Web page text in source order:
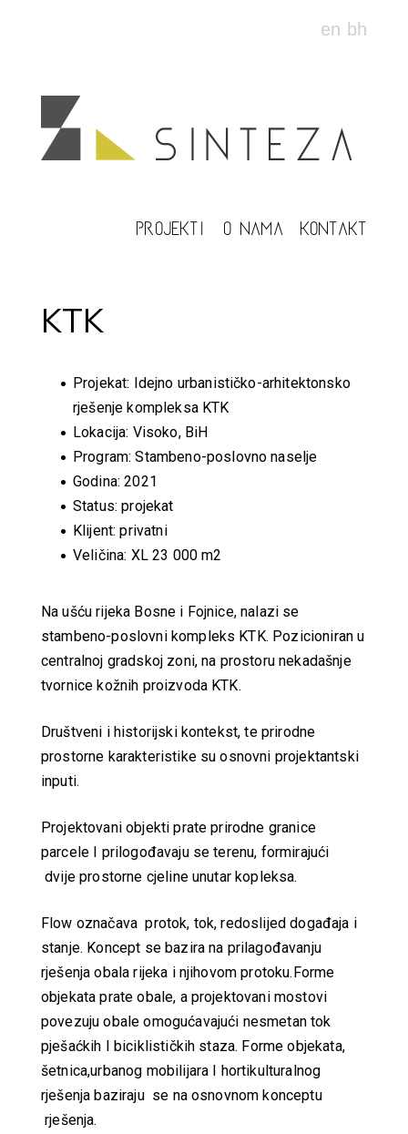
en bh
PROJEKTI O NAMA KONTAKT
KTK
Projekat: Idejno urbanističko-arhitektonsko
rješenje kompleksa KTK
Lokacija: Visoko, BiH
Program: Stambeno-poslovno naselje
Godina: 2021
Status: projekat
Klijent: privatni
Veličina: XL 23 000 m2
Na ušću rijeka Bosne i Fojnice, nalazi se
stambeno-poslovni kompleks KTK. Pozicioniran u
centralnoj gradskoj zoni, na prostoru nekadašnje
tvornice kožnih proizvoda KTK.
Društveni i historijski kontekst, te prirodne
prostorne karakteristike su osnovni projektantski
inputi.
Projektovani objekti prate prirodne granice
parcele I prilogođavaju se terenu, formirajući
dvije prostorne cjeline unutar kopleksa.
Flow označava protok, tok, redoslijed događaja i
stanje. Koncept se bazira na prilagođavanju
rješenja obala rijeka i njihovom protoku.Forme
objekata prate obale, a projektovani mostovi
povezuju obale omogućavajući nesmetan tok
pješaćkih I biciklističkih staza. Forme objekata,
šetnica,urbanog mobilijara I hortikulturalnog
rješenja baziraju se na osnovnom konceptu
rješenja.